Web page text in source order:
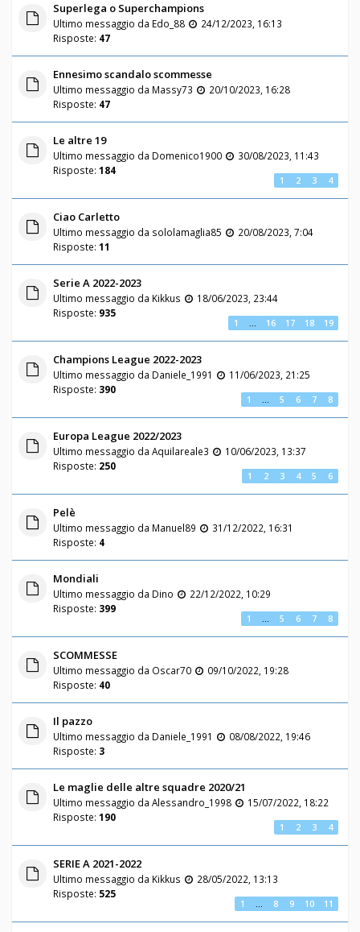
Superlega o Superchampions
Ultimo messaggio da Edo_88
24/12/2023, 16:13
Risposte: 47
Ennesimo scandalo scommesse
Ultimo messaggio da Massy73
20/10/2023, 16:28
Risposte: 47
Le altre 19
Ultimo messaggio da Domenico1900
30/08/2023, 11:43
Risposte: 184
1 2 3 4
Ciao Carletto
Ultimo messaggio da sololamaglia85
20/08/2023, 7:04
Risposte: 11
Serie A 2022-2023
Ultimo messaggio da Kikkus
18/06/2023, 23:44
Risposte: 935
1 … 16 17 18 19
Champions League 2022-2023
Ultimo messaggio da Daniele_1991
11/06/2023, 21:25
Risposte: 390
1 … 5 6 7 8
Europa League 2022/2023
Ultimo messaggio da Aquilareale3
10/06/2023, 13:37
Risposte: 250
1 2 3 4 5 6
Pelè
Ultimo messaggio da Manuel89
31/12/2022, 16:31
Risposte: 4
Mondiali
Ultimo messaggio da Dino
22/12/2022, 10:29
Risposte: 399
1 … 5 6 7 8
SCOMMESSE
Ultimo messaggio da Oscar70
09/10/2022, 19:28
Risposte: 40
Il pazzo
Ultimo messaggio da Daniele_1991
08/08/2022, 19:46
Risposte: 3
Le maglie delle altre squadre 2020/21
Ultimo messaggio da Alessandro_1998
15/07/2022, 18:22
Risposte: 190
1 2 3 4
SERIE A 2021-2022
Ultimo messaggio da Kikkus
28/05/2022, 13:13
Risposte: 525
1 … 8 9 10 11